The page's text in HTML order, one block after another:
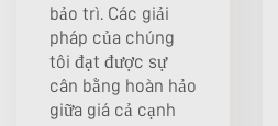
bảo trì. Các giải
pháp của chúng
tôi đạt được sự
cân bằng hoàn hảo
giữa giá cả cạnh